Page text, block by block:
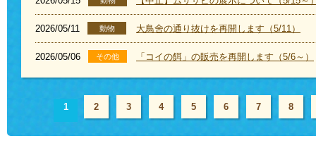
2026/05/11 動物 大鳥舍の通り抜けを再開します（5/11）
2026/05/06 その他 「コイの餌」の販売を再開します（5/6～）
1 2 3 4 5 6 7 8